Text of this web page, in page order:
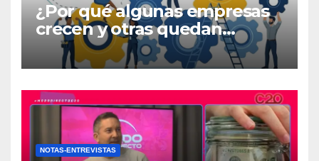
¿Por qué algunas empresas
crecen y otras quedan
atrapadas en el día a día?
NOTAS-ENTREVISTAS